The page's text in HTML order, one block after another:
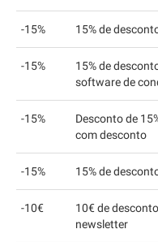
-15% 15% de
-15%
15% de
software de
-15%
Desconto de
com desconto
-15% 15% de
-10€
10€ de
newsletter